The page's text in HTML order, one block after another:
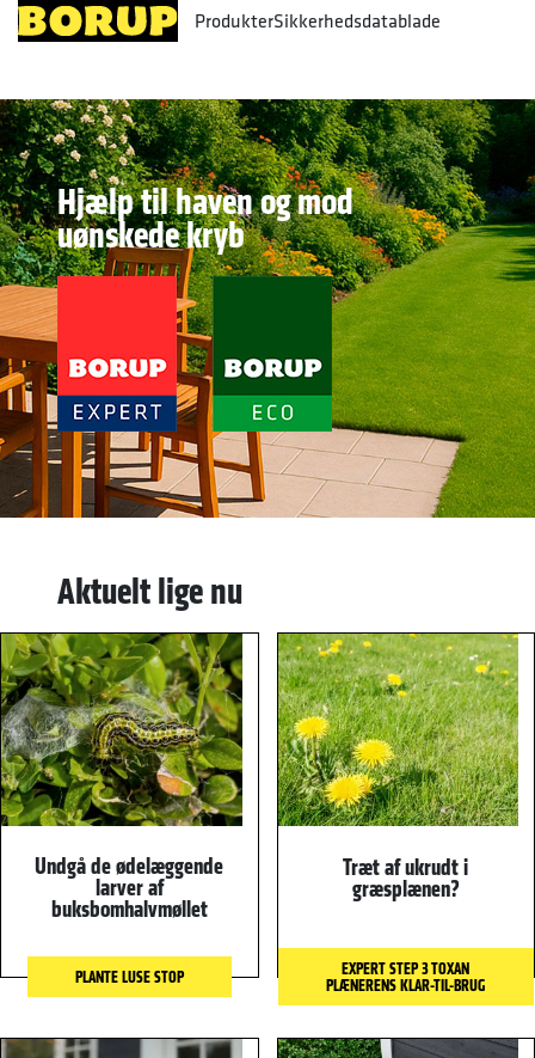
ProdukterSikkerhedsdatablade
Hjælp til haven og mod
uønskede kryb
Aktuelt lige nu
Undgå de ødelæggende
larver af
buksbomhalvmøllet
PLANTE LUSE STOP
Træt af ukrudt i
græsplænen?
EXPERT STEP 3 TOXAN
PLÆNERENS KLAR-TIL-BRUG